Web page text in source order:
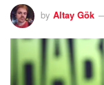
by Altay Gök